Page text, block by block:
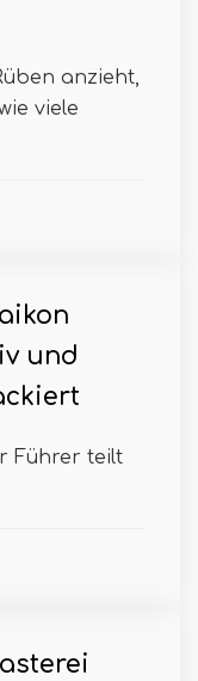
anzieht,
viele
und
Führer teilt